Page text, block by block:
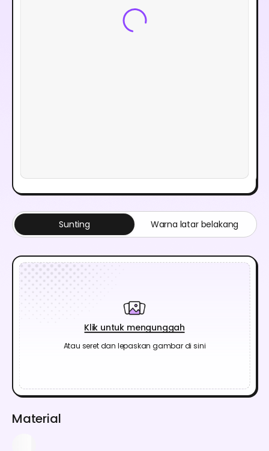
Klik untuk mengunggah
Atau seret dan lepaskan gambar di sini
Sunting Warna latar belakang
Material